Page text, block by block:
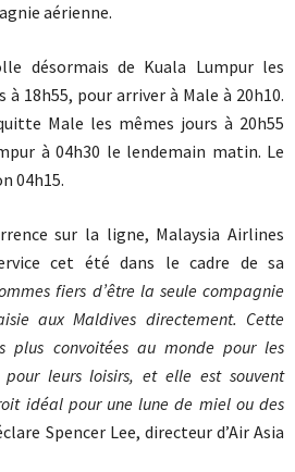
aérienne.
désormais de Kuala Lumpur les
à 18h55, pour arriver à Male à 20h10.
Male les mêmes jours à 20h55
à 04h30 le lendemain matin. Le
04h15.
sur la ligne, Malaysia Airlines
cet été dans le cadre de sa
fiers d’être la seule compagnie
aux Maldives directement. Cette
plus convoitées au monde pour les
leurs loisirs, et elle est souvent
idéal pour une lune de miel ou des
Spencer Lee, directeur d’Air Asia